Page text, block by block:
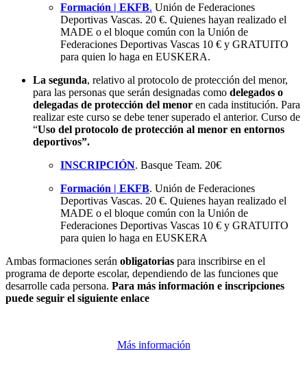
Formación | EKFB. Unión de Federaciones
Deportivas Vascas. 20 €. Quienes hayan realizado el
MADE o el bloque común con la Unión de
Federaciones Deportivas Vascas 10 € y GRATUITO
para quien lo haga en EUSKERA.
La segunda, relativo al protocolo de protección del menor,
para las personas que serán designadas como delegados o
delegadas de protección del menor en cada institución. Para
realizar este curso se debe tener superado el anterior. Curso de
“Uso del protocolo de protección al menor en entornos
deportivos”.
INSCRIPCIÓN. Basque Team. 20€
Formación | EKFB. Unión de Federaciones
Deportivas Vascas. 20 €. Quienes hayan realizado el
MADE o el bloque común con la Unión de
Federaciones Deportivas Vascas 10 € y GRATUITO
para quien lo haga en EUSKERA
Ambas formaciones serán obligatorias para inscribirse en el
programa de deporte escolar, dependiendo de las funciones que
desarrolle cada persona. Para más información e inscripciones
puede seguir el siguiente enlace
Más información